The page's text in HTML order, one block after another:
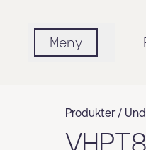
Meny
Produkter /